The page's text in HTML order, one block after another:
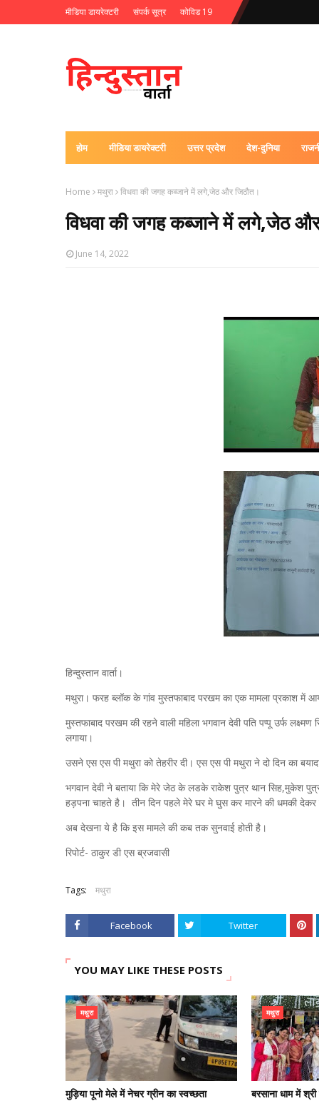
मीडिया डायरेक्टरी संपर्क सूत्र कोविड 19
होम मीडिया डायरेक्टरी उत्तर प्रदेश देश-दुनिया
Home मथुरा विधवा की जगह कब्जाने में लगे,जेठ और जिठौत।
विधवा की जगह कब्जाने में लगे,जेठ
June 14, 2022
हिन्दुस्तान वार्ता।
मथुरा। फरह ब्लॉक के गांव मुस्तफाबाद परखम का एक मामला प्रकाश में
मुस्तफाबाद परखम की रहने वाली महिला भगवान देवी पति पप्पू उर्फ
लगाया।
उसने एस एस पी मथुरा को तेहरीर दी। एस एस पी मथुरा ने दो दिन का
भगवान देवी ने बताया कि मेरे जेठ के लडके राकेश पुत्र थान सिह,मुकेश
हड़पना चाहते है। तीन दिन पहले मेरे घर मे घुस कर मारने की धमकी
अब देखना ये है कि इस मामले की कब तक सुनवाई होती है।
रिपोर्ट- ठाकुर डी एस ब्रजवासी
Tags: मथुरा
Facebook Twitter
YOU MAY LIKE THESE POSTS
मथुरा
मुड़िया पूनो मेले में नेचर ग्रीन का स्वच्छता
मथुरा
बरसाना धाम में